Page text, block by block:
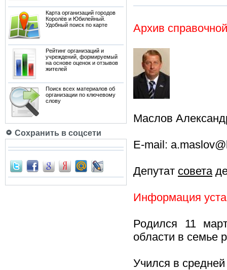
Карта организаций городов
Королёв и Юбилейный.
Удобный поиск по карте
Рейтинг организаций и
учреждений, формируемый
на основе оценок и отзывов
жителей
Поиск всех материалов об
организации по ключевому
слову
Сохранить в соцсети
Архив справочной
Маслов
E-mail:
Депутат совета
Информация
Родился 11
области в семье
Учился в